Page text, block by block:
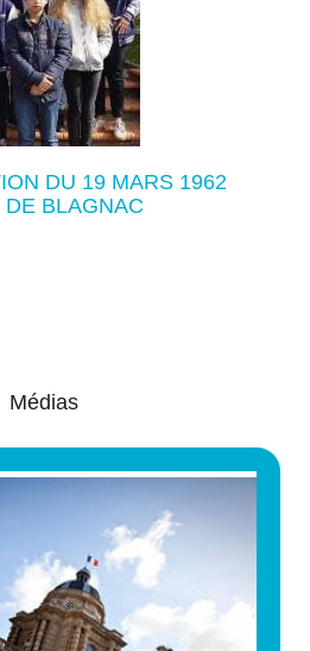
DU 19 MARS 1962
BLAGNAC
Médias